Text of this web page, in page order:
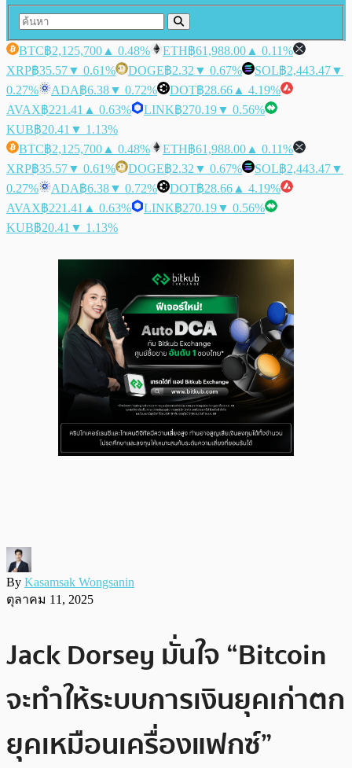
BTC฿2,125,700 ▲ 0.48% ETH฿61,988.00 ▲ 0.11%
XRP฿35.57▼ 0.61% DOGE฿2.32 ▼ 0.67% SOL฿2,443.47▼
0.27%
ADA฿6.38▼ 0.72% DOT฿28.66 ▲ 4.19%
AVAX฿221.41 ▲ 0.63% LINK฿270.19▼ 0.56%
KUB฿20.41 ▼ 1.13%
BTC฿2,125,700 ▲ 0.48% ETH฿61,988.00 ▲ 0.11%
XRP฿35.57▼ 0.61% DOGE฿2.32 ▼ 0.67% SOL฿2,443.47▼
0.27%
ADA฿6.38▼ 0.72% DOT฿28.66 ▲ 4.19%
AVAX฿221.41 ▲ 0.63% LINK฿270.19▼ 0.56%
KUB฿20.41 ▼ 1.13%
By Kasamsak Wongsanin
ตุลาคม 11, 2025
Jack Dorsey มั่นใจ “Bitcoin
จะทำให้ระบบการเงินยุคเก่าตก
ยุคเหมือนเครื่องแฟกซ์”